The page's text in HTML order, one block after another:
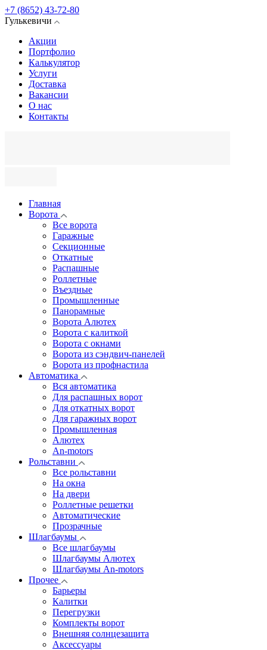
+7 (8652) 43-72-80
Гулькевичи
Акции
Портфолио
Калькулятор
Услуги
Доставка
Вакансии
О нас
Контакты
Главная
Ворота
Все ворота
Гаражные
Секционные
Откатные
Распашные
Роллетные
Въездные
Промышленные
Панорамные
Ворота Алютех
Ворота с калиткой
Ворота c окнами
Ворота из сэндвич-панелей
Ворота из профнастила
Автоматика
Вся автоматика
Для распашных ворот
Для откатных ворот
Для гаражных ворот
Промышленная
Алютех
An-motors
Рольставни
Все рольставни
На окна
На двери
Роллетные решетки
Автоматические
Прозрачные
Шлагбаумы
Все шлагбаумы
Шлагбаумы Алютех
Шлагбаумы An-motors
Прочее
Барьеры
Калитки
Перегрузки
Комплекты ворот
Внешняя солнцезащита
Аксессуары